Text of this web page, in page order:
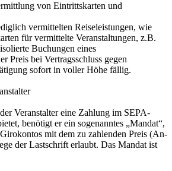
von Eintrittskarten und
vermittelten Reiseleistungen, wie
für vermittelte Veranstaltungen, z.B.
Buchungen eines
Preis bei Vertragsschluss gegen
sofort in voller Höhe fällig.
Veranstalter eine Zahlung im SEPA-
benötigt er ein sogenanntes „Mandat“,
mit dem zu zahlenden Preis (An-
der Lastschrift erlaubt. Das Mandat ist